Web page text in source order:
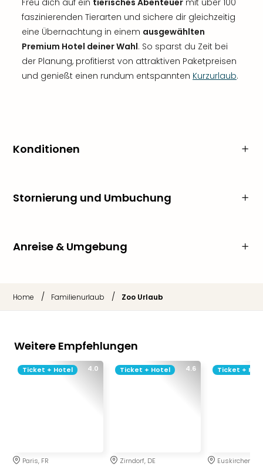
Freu dich auf ein tierisches Abenteuer mit über 100
faszinierenden Tierarten und sichere dir gleichzeitig
eine Übernachtung in einem ausgewählten
Premium Hotel deiner Wahl. So sparst du Zeit bei
der Planung, profitierst von attraktiven Paketpreisen
und genießt einen rundum entspannten Kurzurlaub.
Konditionen
Stornierung und Umbuchung
Anreise & Umgebung
Home / Familienurlaub / Zoo Urlaub
Weitere Empfehlungen
4.0
Ticket + Hotel
Paris, FR
4.6
Ticket + Hotel
Zirndorf, DE
Ticket +
Euskirchen, DE